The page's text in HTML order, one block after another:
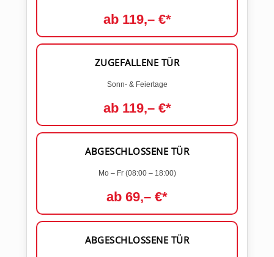
ab 119,– €*
ZUGEFALLENE TÜR
Sonn- & Feiertage
ab 119,– €*
ABGESCHLOSSENE TÜR
Mo – Fr (08:00 – 18:00)
ab 69,– €*
ABGESCHLOSSENE TÜR